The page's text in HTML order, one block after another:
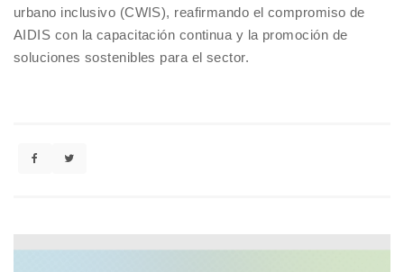
urbano inclusivo (CWIS), reafirmando el compromiso de
AIDIS con la capacitación continua y la promoción de
soluciones sostenibles para el sector.